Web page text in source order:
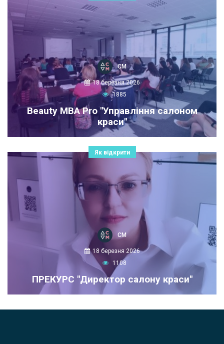
СМ
18 березня 2026
1885
Beauty MBA Pro "Управління салоном
краси"
Як відкрити
СМ
18 березня 2026
1108
ПРЕКУРС "Директор салону краси"